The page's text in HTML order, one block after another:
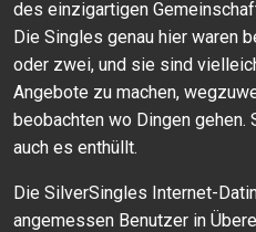
des einzigartigen
Die Singles genau hier waren
oder zwei, und sie sind
Angebote zu machen,
beobachten wo Dingen
auch es enthüllt.
Die SilverSingles Internet-
angemessen Benutzer in